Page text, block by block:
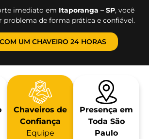
imediato em Itaporanga – SP, você
problema de forma prática e confiável.
UM CHAVEIRO 24 HORAS
Chaveiros de
Confiança
Equipe
Presença em
Toda São
Paulo